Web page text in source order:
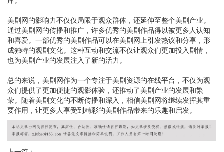
美剧网的影响力不仅仅局限于观众群体，还延伸至整个美剧产业。
通过美剧网的传播和推广，许多优秀的美剧作品得以被更多人认知
和喜爱。一部优秀的美剧作品可以在美剧网上引发热议和分享，形
成独特的观剧文化。这种互动和交流不仅让观众们更加投入剧情，
也为美剧产业的发展注入了新的活力。
总的来说，美剧网作为一个专注于美剧资源的在线平台，不仅为观
众们提供了更加便捷的观影体验，还推动了美剧产业的发展和繁
荣。随着美剧文化的不断传播和深入，相信美剧网将继续发挥其重
要作用，让更多人享受到精彩的美剧作品带来的乐趣和启发。